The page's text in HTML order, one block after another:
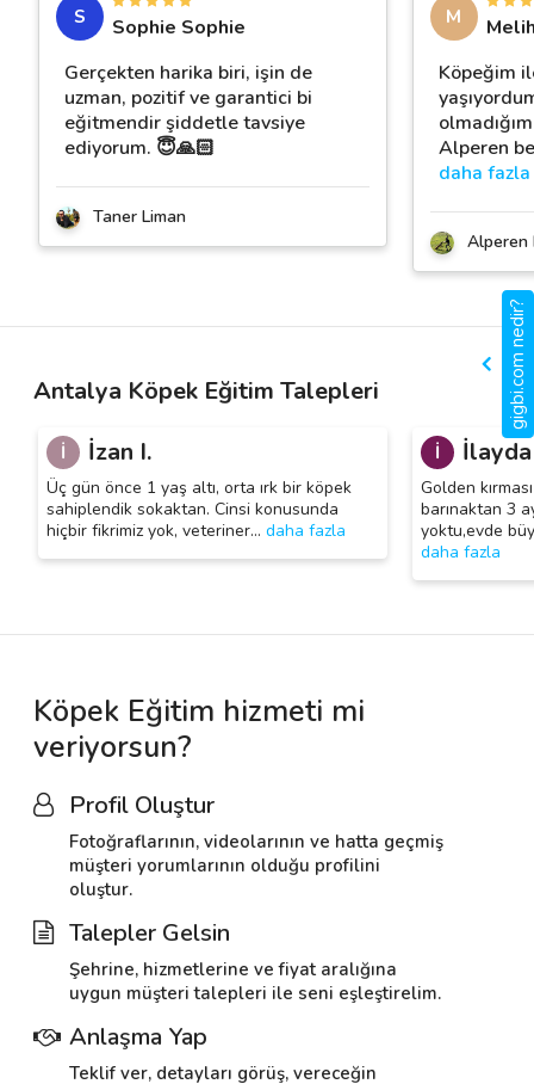
S
Sophie Sophie
Gerçekten harika biri, işin de
uzman, pozitif ve garantici bi
eğitmendir şiddetle tavsiye
ediyorum. 😇🙏🏻
Taner Liman
M
Köpeğim
Alperen
daha fazla
Alperen
Antalya Köpek Eğitim Talepleri
İ İzan I.
Üç gün önce 1 yaş altı, orta ırk bir köpek
sahiplendik sokaktan. Cinsi konusunda
hiçbir fikrimiz yok, veteriner… daha fazla
İ
Golden
barınaktan 3
yoktu,evde
daha fazla
Köpek Eğitim hizmeti mi
veriyorsun?
Profil Oluştur
Fotoğraflarının, videolarının ve hatta geçmiş
müşteri yorumlarının olduğu profilini
oluştur.
Talepler Gelsin
Şehrine, hizmetlerine ve fiyat aralığına
uygun müşteri talepleri ile seni eşleştirelim.
Anlaşma Yap
Teklif ver, detayları görüş, vereceğin
gigbi.com nedir?